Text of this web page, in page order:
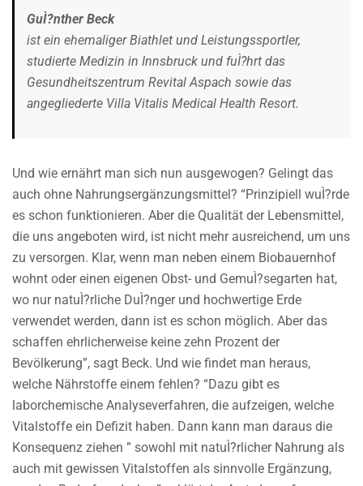
GuÌ?nther Beck
ist ein ehemaliger Biathlet und Leistungssportler,
studierte Medizin in Innsbruck und fuÌ?hrt das
Gesundheitszentrum Revital Aspach sowie das
angegliederte Villa Vitalis Medical Health Resort.
Und wie ernährt man sich nun ausgewogen? Gelingt das
auch ohne Nahrungsergänzungsmittel? “Prinzipiell wuÌ?rde
es schon funktionieren. Aber die Qualität der Lebensmittel,
die uns angeboten wird, ist nicht mehr ausreichend, um uns
zu versorgen. Klar, wenn man neben einem Biobauernhof
wohnt oder einen eigenen Obst- und GemuÌ?segarten hat,
wo nur natuÌ?rliche DuÌ?nger und hochwertige Erde
verwendet werden, dann ist es schon möglich. Aber das
schaffen ehrlicherweise keine zehn Prozent der
Bevölkerung”, sagt Beck. Und wie findet man heraus,
welche Nährstoffe einem fehlen? “Dazu gibt es
laborchemische Analyseverfahren, die aufzeigen, welche
Vitalstoffe ein Defizit haben. Dann kann man daraus die
Konsequenz ziehen ” sowohl mit natuÌ?rlicher Nahrung als
auch mit gewissen Vitalstoffen als sinnvolle Ergänzung,